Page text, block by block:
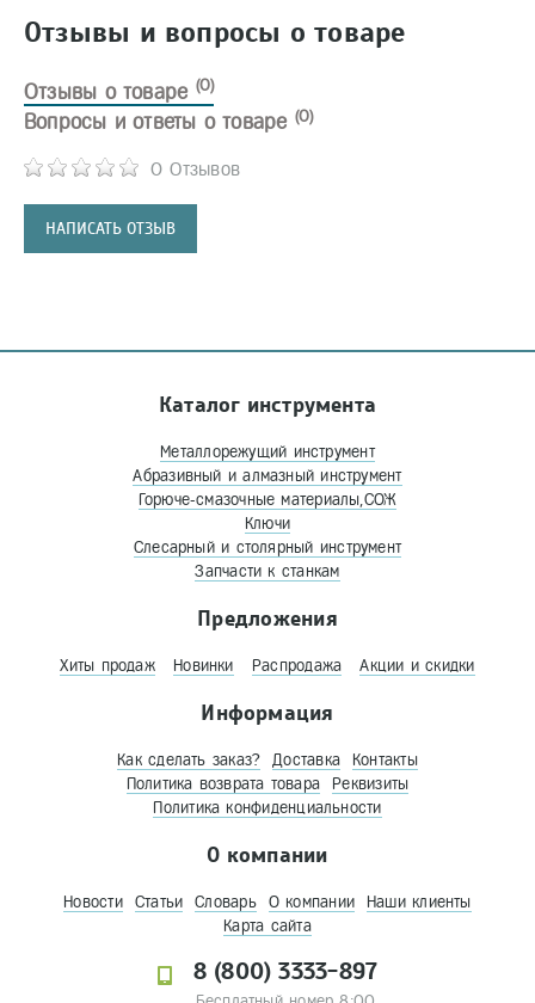
Отзывы и вопросы о товаре
Отзывы о товаре (0)
0 Отзывов
НАПИСАТЬ ОТЗЫВ
Вопросы и ответы о товаре (0)
Каталог инструмента
Металлорежущий инструмент
Абразивный и алмазный инструмент
Горюче-смазочные материалы,СОЖ
Ключи
Слесарный и столярный инструмент
Запчасти к станкам
Предложения
Хиты продаж Новинки Распродажа Акции и скидки
Информация
Как сделать заказ? Доставка
Контакты
Политика возврата товара
Реквизиты
Политика конфиденциальности
О компании
Новости Статьи Словарь О компании
Наши клиенты
Карта сайта
8 (800) 3333-897